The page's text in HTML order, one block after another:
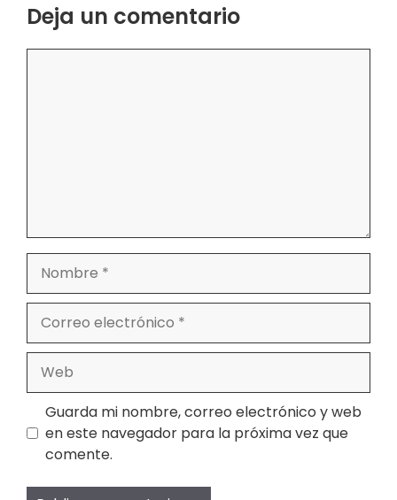
Deja un comentario
Nombre
electrónico
Guarda mi nombre, correo electrónico y web
en este navegador para la próxima vez que
comente.